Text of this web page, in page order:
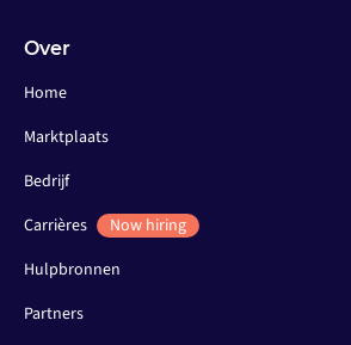
Over
Home
Marktplaats
Bedrijf
Carrières
Now hiring
Hulpbronnen
Partners